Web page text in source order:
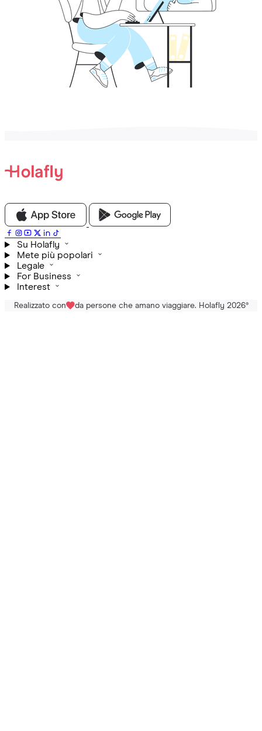
Su Holafly
Mete più popolari
Legale
For Business
Interest
Realizzato con da persone che amano viaggiare. Holafly 2026®